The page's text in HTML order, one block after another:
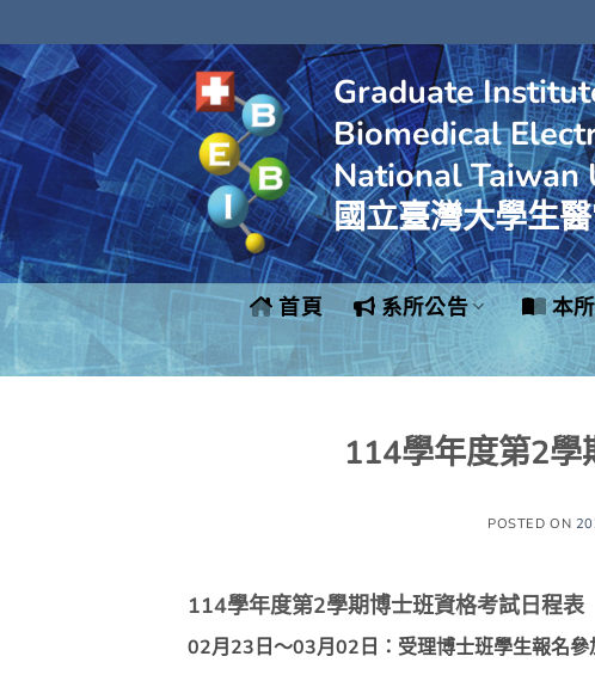
to
content
Graduate
Biomedical
National Taiwan
國立臺灣大學生
首頁 系所公告 本
114學年度第2學
POSTED ON
114學年度第2學期博士班資格考試日程表
02月23日～03月02日：受理博士班學生報名參